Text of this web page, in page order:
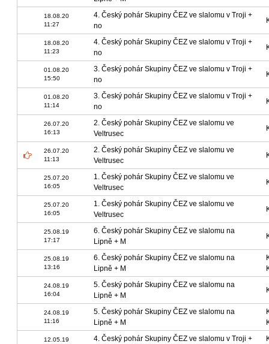
18.08.20
11:27
4. Český pohár Skupiny ČEZ ve slalomu v Troji +
no
18.08.20
11:23
4. Český pohár Skupiny ČEZ ve slalomu v Troji +
no
01.08.20
15:50
3. Český pohár Skupiny ČEZ ve slalomu v Troji +
no
01.08.20
11:14
3. Český pohár Skupiny ČEZ ve slalomu v Troji +
no
26.07.20
16:13
2. Český pohár Skupiny ČEZ ve slalomu ve
Veltrusec
26.07.20
11:13
2. Český pohár Skupiny ČEZ ve slalomu ve
Veltrusec
25.07.20
16:05
1. Český pohár Skupiny ČEZ ve slalomu ve
Veltrusec
25.07.20
16:05
1. Český pohár Skupiny ČEZ ve slalomu ve
Veltrusec
25.08.19
17:17
6. Český pohár Skupiny ČEZ ve slalomu na
Lipně + M
25.08.19
13:16
6. Český pohár Skupiny ČEZ ve slalomu na
Lipně + M
24.08.19
16:04
5. Český pohár Skupiny ČEZ ve slalomu na
Lipně + M
24.08.19
11:16
5. Český pohár Skupiny ČEZ ve slalomu na
Lipně + M
12.05.19
4. Český pohár Skupiny ČEZ ve slalomu v Troji +